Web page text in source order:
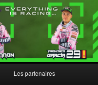
Les partenaires